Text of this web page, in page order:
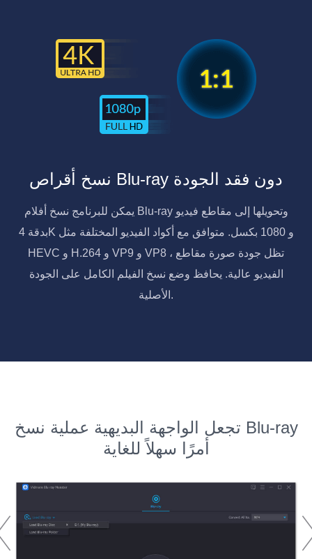
نسخ أقراص Blu-ray دون فقد الجودة
يمكن للبرنامج نسخ أفلام Blu-ray وتحويلها إلى مقاطع فيديو
بدقة 4K و 1080 بكسل. متوافق مع أكواد الفيديو المختلفة مثل
HEVC و H.264 و VP9 و VP8 ، تظل جودة صورة مقاطع
الفيديو عالية. يحافظ وضع نسخ الفيلم الكامل على الجودة
الأصلية.
تجعل الواجهة البديهية عملية نسخ Blu-ray
أمرًا سهلاً للغاية